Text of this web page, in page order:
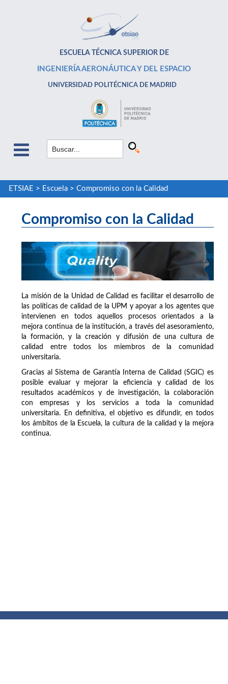
ESCUELA TÉCNICA SUPERIOR DE
INGENIERÍA AERONÁUTICA Y DEL ESPACIO
UNIVERSIDAD POLITÉCNICA DE MADRID
ETSIAE > Escuela> Compromiso con la Calidad
Compromiso con la Calidad
La misión de la Unidad de Calidad es facilitar el desarrollo de
las políticas de calidad de la UPM y apoyar a los agentes que
intervienen en todos aquellos procesos orientados a la
mejora continua de la institución, a través del asesoramiento,
la formación, y la creación y difusión de una cultura de
calidad entre todos los miembros de la comunidad
universitaria.
Gracias al Sistema de Garantía Interna de Calidad (SGIC) es
posible evaluar y mejorar la eficiencia y calidad de los
resultados académicos y de investigación, la colaboración
con empresas y los servicios a toda la comunidad
universitaria. En definitiva, el objetivo es difundir, en todos
los ámbitos de la Escuela, la cultura de la calidad y la mejora
continua.